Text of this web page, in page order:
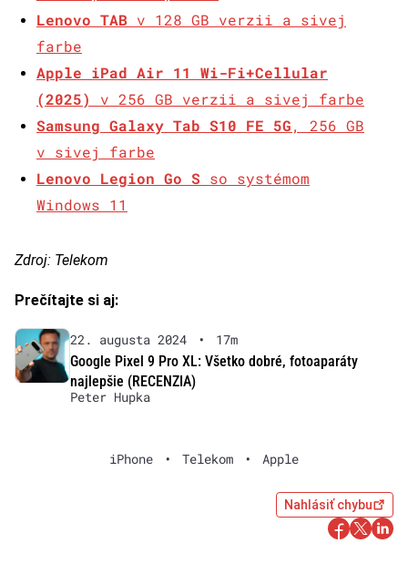
Lenovo TAB v 128 GB verzii a sivej
farbe
Apple iPad Air 11 Wi-Fi+Cellular
(2025)
v 256 GB verzii a sivej farbe
Samsung Galaxy Tab S10 FE 5G, 256 GB
v sivej farbe
Lenovo Legion Go S so systémom
Windows 11
Zdroj: Telekom
Prečítajte si aj:
22. augusta 2024 •
17m
Google Pixel 9 Pro XL: Všetko dobré, fotoaparáty
najlepšie (RECENZIA)
Peter Hupka
iPhone • Telekom • Apple
Nahlásiť chybu